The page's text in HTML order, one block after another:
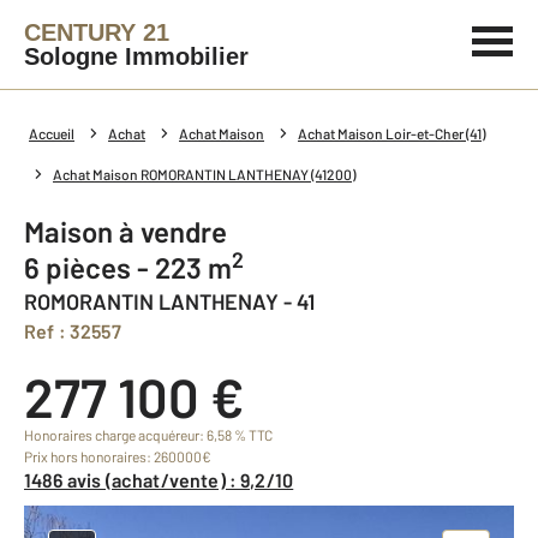
CENTURY 21
Sologne Immobilier
Accueil Achat Achat Maison Achat Maison Loir-et-Cher (41)
Achat Maison ROMORANTIN LANTHENAY (41200)
Maison à vendre
6 pièces - 223 m2
ROMORANTIN LANTHENAY - 41
Ref : 32557
277 100 €
Honoraires charge acquéreur: 6,58 % TTC
Prix hors honoraires: 260000€
1486 avis (achat/vente) : 9,2/10